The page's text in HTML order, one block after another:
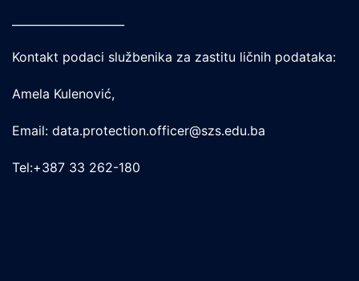
Kontakt podaci službenika za zastitu ličnih podataka:
Amela Kulenović,
Email: data.protection.officer@szs.edu.ba
Tel:+387 33 262-180